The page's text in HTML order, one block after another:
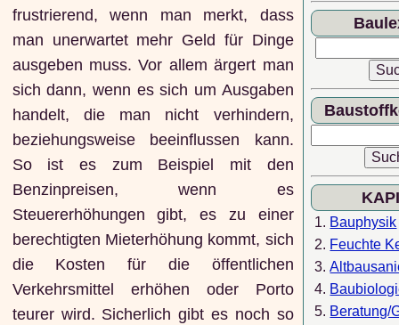
frustrierend, wenn man merkt, dass
man unerwartet mehr Geld für Dinge
ausgeben muss. Vor allem ärgert man
sich dann, wenn es sich um Ausgaben
handelt, die man nicht verhindern,
beziehungsweise beeinflussen kann.
So ist es zum Beispiel mit den
Benzinpreisen, wenn es
Steuererhöhungen gibt, es zu einer
berechtigten Mieterhöhung kommt, sich
die Kosten für die öffentlichen
Verkehrsmittel erhöhen oder Porto
teurer wird. Sicherlich gibt es noch so
1. Bauphysik
2. Feuchte
3.
4.
5. Beratung/